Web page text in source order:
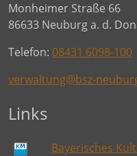
Monheimer Straße 66
86633 Neuburg a. d.
Telefon: 08431 6098-100
verwaltung@bsz-
Links
Bayerisches